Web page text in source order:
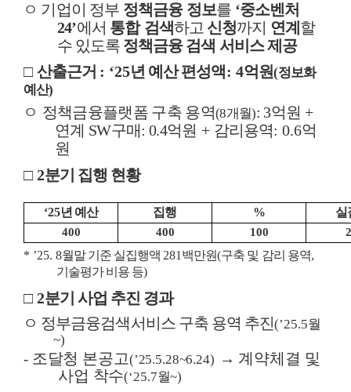
ㅇ 기업이 정부 정책금융 정보를 ‘중소벤처
24’에서 통합 검색하고 신청까지 연계 할
수 있도록 정책금융 검색 서비스 제공
□ 산출근거 : ‘25년 예산 편성액: 4억원(정보화
예산)
ㅇ 정책금융플랫폼 구축 용역(8개월): 3억원 +
연계 SW구매: 0.4억원 + 감리용역: 0.6억
원
□ 2분기 집행 현황
‘25년 예산 집행 % 실
400 400 100
* ’25. 8월말 기준 실집행액281백만원(구축 및 감리 용역,
기술평가 비용 등)
□ 2분기 사업 추진 경과
ㅇ 정부금융검색서비스 구축 용역 추진(’25.5월
~)
- 조달청 본공고(’25.5.28~6.24) → 계약체결 및
사업 착수(‘25.7월~)